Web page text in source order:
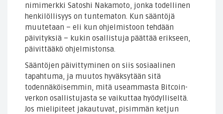
nimimerkki Satoshi Nakamoto, jonka todellinen
henkilöllisyys on tuntematon. Kun sääntöjä
muutetaan – eli kun ohjelmistoon tehdään
päivityksiä – kukin osallistuja päättää erikseen,
päivittääkö ohjelmistonsa.
Sääntöjen päivittyminen on siis sosiaalinen
tapahtuma, ja muutos hyväksytään sitä
todennäköisemmin, mitä useammasta Bitcoin-
verkon osallistujasta se vaikuttaa hyödylliseltä.
Jos mielipiteet jakautuvat, pisimmän ketjun